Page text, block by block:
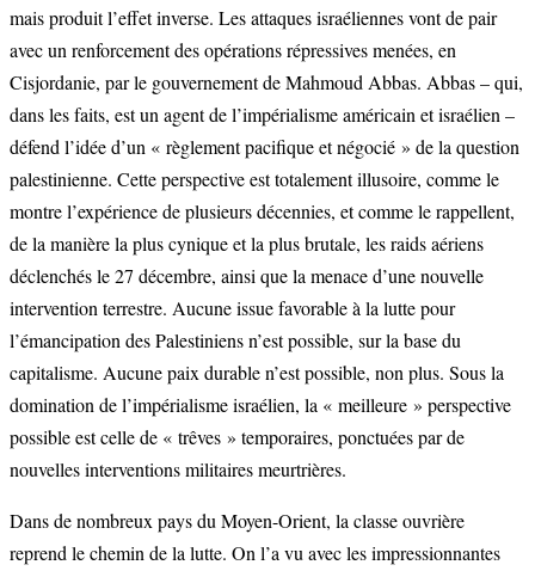
mais produit l’effet inverse. Les attaques israéliennes vont de pair
avec un renforcement des opérations répressives menées, en
Cisjordanie, par le gouvernement de Mahmoud Abbas. Abbas – qui,
dans les faits, est un agent de l’impérialisme américain et israélien –
défend l’idée d’un « règlement pacifique et négocié » de la question
palestinienne. Cette perspective est totalement illusoire, comme le
montre l’expérience de plusieurs décennies, et comme le rappellent,
de la manière la plus cynique et la plus brutale, les raids aériens
déclenchés le 27 décembre, ainsi que la menace d’une nouvelle
intervention terrestre. Aucune issue favorable à la lutte pour
l’émancipation des Palestiniens n’est possible, sur la base du
capitalisme. Aucune paix durable n’est possible, non plus. Sous la
domination de l’impérialisme israélien, la « meilleure » perspective
possible est celle de « trêves » temporaires, ponctuées par de
nouvelles interventions militaires meurtrières.
Dans de nombreux pays du Moyen-Orient, la classe ouvrière
reprend le chemin de la lutte. On l’a vu avec les impressionnantes